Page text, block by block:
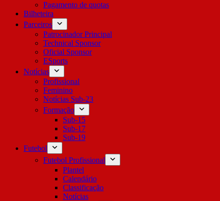
Pagamento de quotas
Bilheteira
Parceiros
Patrocinador Principal
Technical Sponsor
Oficial Sponsor
ESports
Notícias
Profissional
Feminino
Notícias Sub-23
Formação
Sub-15
Sub-17
Sub-19
Futebol
Futebol Profissional
Plantel
Calendário
Classificação
Notícias